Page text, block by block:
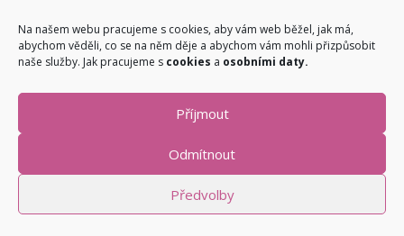
Na našem webu pracujeme s cookies, aby vám web běžel, jak má,
abychom věděli, co se na něm děje a abychom vám mohli přizpůsobit
naše služby. Jak pracujeme s cookies a osobními daty.
Příjmout
Odmítnout
Předvolby
Více o mně|Moje filozofie|Reference|V
médiích|Ceník|Obchodní podmínky
Kontakty
©2025 PhDr. Katarína Szabados (Filasová) | Life coaching a
Vytvořeno ve spolupráci s